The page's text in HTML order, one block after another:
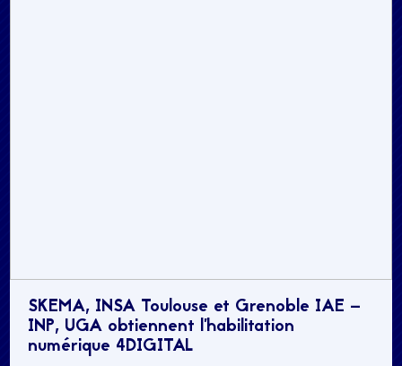
SKEMA, INSA Toulouse et Grenoble IAE –
INP, UGA obtiennent l’habilitation
numérique 4DIGITAL